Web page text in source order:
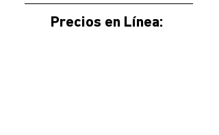
Precios en Línea: